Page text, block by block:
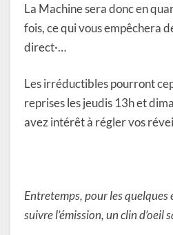
La Machine sera donc en
fois, ce qui vous empêchera
direct·…
Les irréductibles pourront
reprises les jeudis 13h et
avez intérêt à régler vos
Entretemps, pour les
suivre l’émission, un clin d’oeil